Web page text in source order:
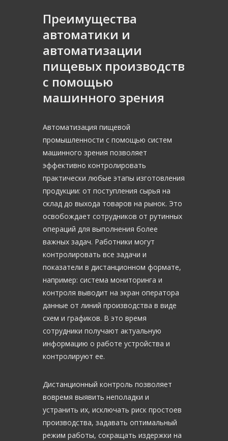
Преимущества
автоматики и
автоматизации
пищевых производств
с помощью
машинного зрения
Автоматизация пищевой
промышленности с помощью систем
машинного зрения позволяет
эффективно контролировать
практически любые этапы изготовления
продукции: от поступления сырья на
склад до выхода товаров на рынок. Это
освобождает сотрудников от рутинных
операций для выполнения более
важных задач. Работники могут
контролировать все задачи и
показатели в дистанционном формате,
например: система мониторинга и
контроля выводит на экран оператора
данные от линий производства в виде
схем и графиков. В это время
сотрудники получают актуальную
информацию о работе устройства и
контролируют ее.
Дистанционный контроль позволяет
вовремя выявить неполадки и
устранить их, исключать риск простоев
производства, задавать оптимальный
режим работы, сокращать издержки на